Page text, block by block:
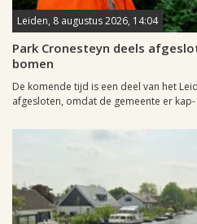
Leiden, 8 augustus 2026, 14:04
Park Cronesteyn deels
bomen
De komende tijd is een deel van het
afgesloten, omdat de gemeente er kap-